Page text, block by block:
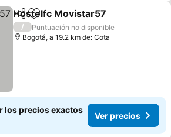
CompartirAgregar a favoritos
Hostelfc Movistar57
/
Puntuación no disponible
Bogotá, a 19.2 km de: Cota
los precios exactos
Ver precios